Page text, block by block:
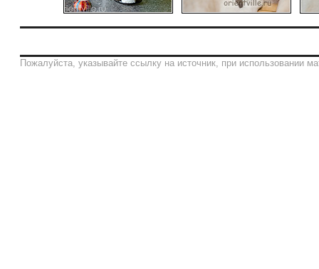
Пожалуйста, указывайте ссылку на источник, при использовании